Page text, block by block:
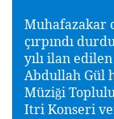
Muhafazakar
çırpındı
yılı ilan
Abdullah Gül
Müziği
Itri Konseri